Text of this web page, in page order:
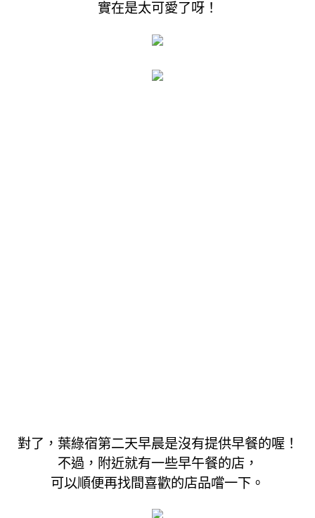
實在是太可愛了呀！
對了，葉綠宿第二天早晨是沒有提供早餐的喔！
不過，附近就有一些早午餐的店，
可以順便再找間喜歡的店品嚐一下。